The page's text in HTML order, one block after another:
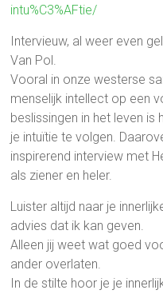
intu%C3%AFtie/
Intervieuw, al weer even
Van Pol.
Vooral in onze westerse
menselijk intellect op een
beslissingen in het leven
je intuïtie te volgen.
inspirerend interview met
als ziener en heler.
Luister altijd naar je
advies dat ik kan geven.
Alleen jij weet wat goed
ander overlaten.
In de stilte hoor je je